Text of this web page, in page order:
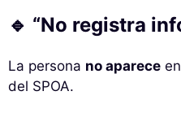
🔹 “No registra
La persona no aparece
del SPOA.